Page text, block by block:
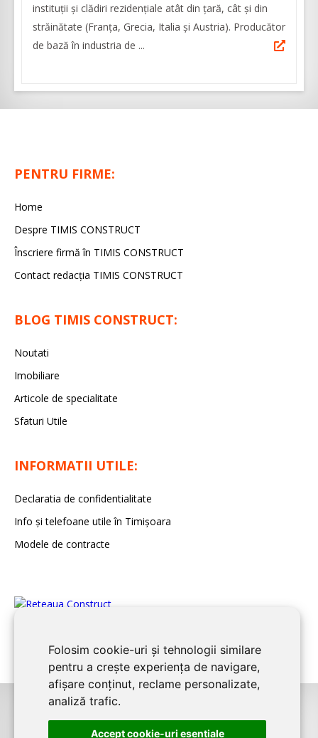
Folosim cookie-uri și tehnologii similare
pentru a crește experiența de navigare,
afișare conținut, reclame personalizate,
analiză trafic.
Accept cookie-uri esenţiale
instituții și clădiri rezidențiale atât din țară, cât și din
străinătate (Franța, Grecia, Italia și Austria). Producător
de bază în industria de ...
PENTRU FIRME:
Home
Despre TIMIS CONSTRUCT
Înscriere firmă în TIMIS CONSTRUCT
Contact redacția TIMIS CONSTRUCT
BLOG TIMIS CONSTRUCT:
Noutati
Imobiliare
Articole de specialitate
Sfaturi Utile
INFORMATII UTILE:
Declaratia de confidentialitate
Info și telefoane utile în Timișoara
Modele de contracte
TIMIS CONSTRUCTeste un serviciu de promovare online pentru